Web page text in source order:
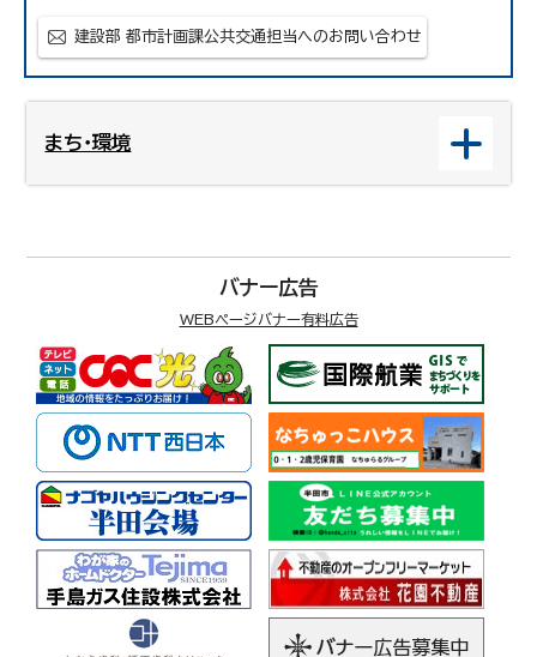
建設部 都市計画課公共交通担当へのお問い合わせ
まち・環境
バナー広告
WEBページバナー有料広告